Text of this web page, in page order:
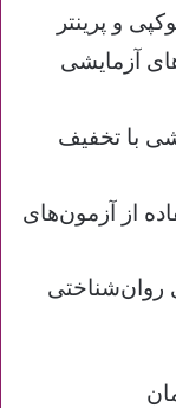
و پرینتر
آزمایشی
با تخفیف
از آزمون‌های
روان‌شناختی